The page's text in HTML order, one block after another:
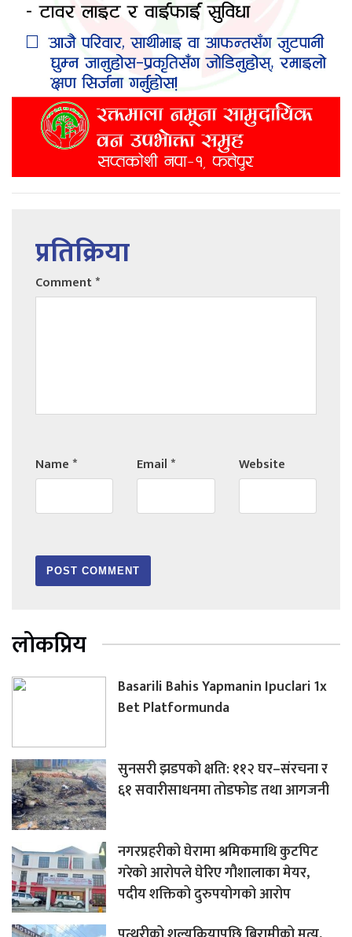
प्रतिक्रिया
Comment*
Name* Email* Website
लोकप्रिय
Basarili Bahis Yapmanin Ipuclari 1x
Bet Platformunda
सुनसरी झडपको क्षति: ११२ घर–संरचना र
६१ सवारीसाधनमा तोडफोड तथा आगजनी
नगरप्रहरीको घेरामा श्रमिकमाथि कुटपिट
गरेको आरोपले घेरिए गौशालाका मेयर,
पदीय शक्तिको दुरुपयोगको आरोप